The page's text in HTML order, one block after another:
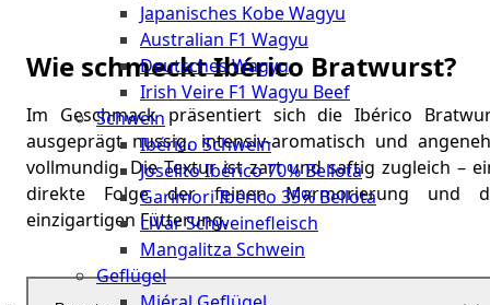
Japanisches Kobe Wagyu
Australian F1 Wagyu
Deutsches Wagyu
Irish Veire F1 Wagyu Beef
Schwein
Ibérico Schwein
Joselito Ibérico 70% Bellota
Garimori Ibérico 35% Bellota
LiVar Schweinefleisch
Mangalitza Schwein
Geflügel
Wie schmeckt Ibérico Bratwurst?
Im Geschmack präsentiert sich die Ibérico
ausgeprägt nussig, intensiv-aromatisch und
vollmundig. Die Textur ist zart und saftig zugleich –
direkte Folge der feinen Marmorierung und
einzigartigen Fütterung.